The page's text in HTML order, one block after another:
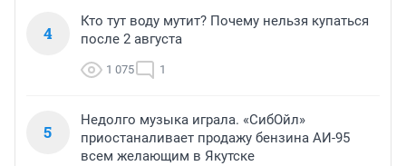
4
Кто тут воду мутит? Почему нельзя купаться
после 2 августа
1 075 1
5
Недолго музыка играла. «СибОйл»
приостаналивает продажу бензина АИ-95
всем желающим в Якутске